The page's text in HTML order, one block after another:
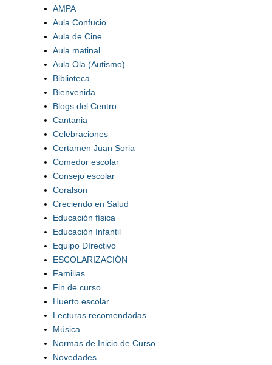
AMPA
Aula Confucio
Aula de Cine
Aula matinal
Aula Ola (Autismo)
Biblioteca
Bienvenida
Blogs del Centro
Cantania
Celebraciones
Certamen Juan Soria
Comedor escolar
Consejo escolar
Coralson
Creciendo en Salud
Educación física
Educación Infantil
Equipo DIrectivo
ESCOLARIZACIÓN
Familias
Fin de curso
Huerto escolar
Lecturas recomendadas
Música
Normas de Inicio de Curso
Novedades